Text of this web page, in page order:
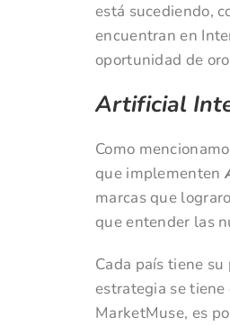
está sucediendo,
encuentran en
oportunidad de
Artificial
Como
que implementen
marcas que
que entender las
Cada país tiene
estrategia se
MarketMuse, es